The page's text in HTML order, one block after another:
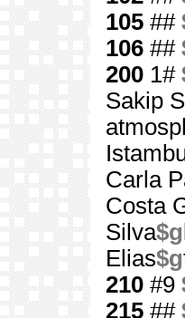
105 ##
106 ##
200 1#
Sakip
Carla
Costa
Silva$g
Elias$g
210 #9
215 ##